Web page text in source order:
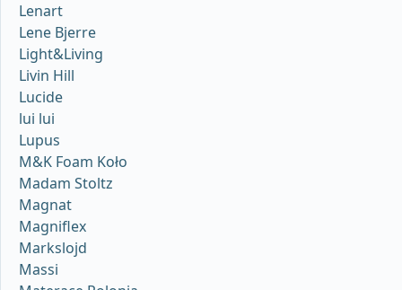
Lenart
Lene Bjerre
Light&Living
Livin Hill
Lucide
lui lui
Lupus
M&K Foam Koło
Madam Stoltz
Magnat
Magniflex
Markslojd
Massi